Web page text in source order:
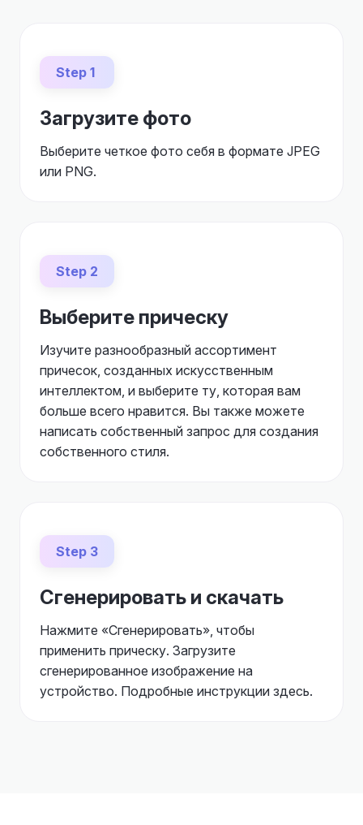
Step 1
Загрузите фото
Выберите четкое фото себя в формате JPEG
или PNG.
Step 2
Выберите прическу
Изучите разнообразный ассортимент
причесок, созданных искусственным
интеллектом, и выберите ту, которая вам
больше всего нравится. Вы также можете
написать собственный запрос для создания
собственного стиля.
Step 3
Сгенерировать и скачать
Нажмите «Сгенерировать», чтобы
применить прическу. Загрузите
сгенерированное изображение на
устройство. Подробные инструкции здесь.